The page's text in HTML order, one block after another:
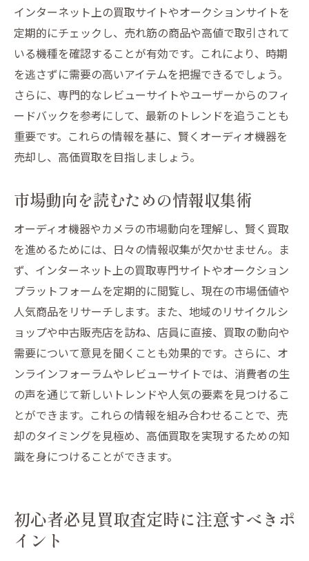
インターネット上の買取サイトやオークションサイトを
定期的にチェックし、売れ筋の商品や高値で取引されて
いる機種を確認することが有効です。これにより、時期
を逃さずに需要の高いアイテムを把握できるでしょう。
さらに、専門的なレビューサイトやユーザーからのフィ
ードバックを参考にして、最新のトレンドを追うことも
重要です。これらの情報を基に、賢くオーディオ機器を
売却し、高価買取を目指しましょう。
市場動向を読むための情報収集術
オーディオ機器やカメラの市場動向を理解し、賢く買取
を進めるためには、日々の情報収集が欠かせません。ま
ず、インターネット上の買取専門サイトやオークション
プラットフォームを定期的に閲覧し、現在の市場価値や
人気商品をリサーチします。また、地域のリサイクルシ
ョップや中古販売店を訪ね、店員に直接、買取の動向や
需要について意見を聞くことも効果的です。さらに、オ
ンラインフォーラムやレビューサイトでは、消費者の生
の声を通じて新しいトレンドや人気の要素を見つけるこ
とができます。これらの情報を組み合わせることで、売
却のタイミングを見極め、高価買取を実現するための知
識を身につけることができます。
初心者必見買取査定時に注意すべきポ
イント